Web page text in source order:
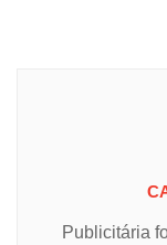
Publicitária